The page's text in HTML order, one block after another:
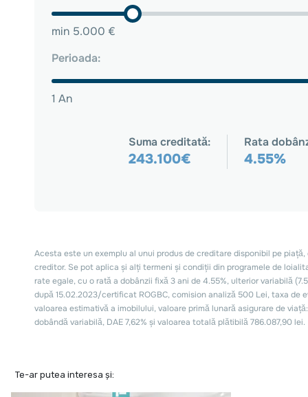
Te-ar putea interesa și: